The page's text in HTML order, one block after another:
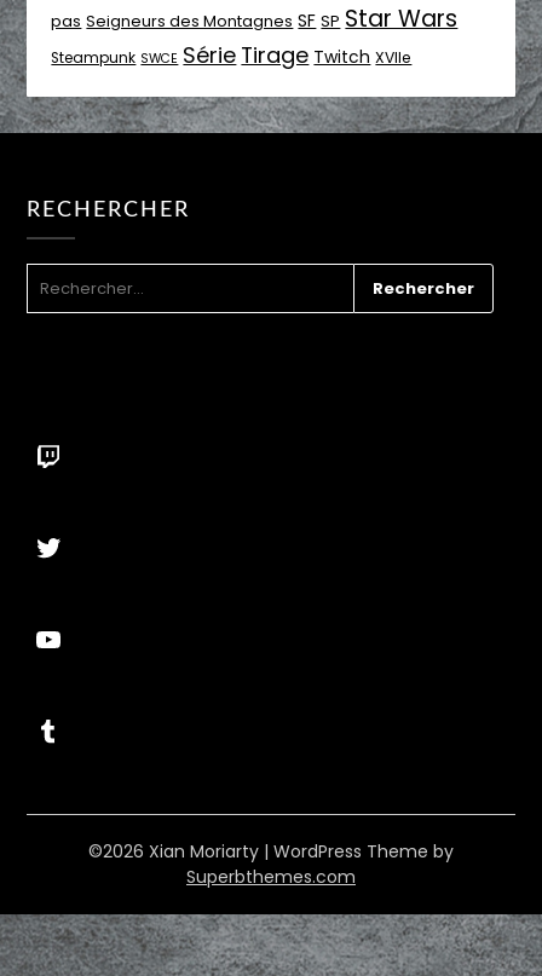
pas Seigneurs des Montagnes SF SP Star Wars
Steampunk SWCE Série Tirage Twitch XVIIe
RECHERCHER
Twitch
Twitter
YouTube
Tumblr
©2026 Xian Moriarty | WordPress Theme by
Superbthemes.com